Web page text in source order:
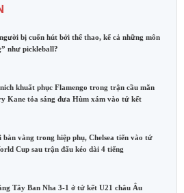
bị cuốn hút bởi thể thao, kể cả những môn
như pickleball?
khuất phục Flamengo trong trận cầu mãn
Kane tỏa sáng đưa Hùm xám vào tứ kết
bàn vàng trong hiệp phụ, Chelsea tiến vào tứ
Cup sau trận đấu kéo dài 4 tiếng
Tây Ban Nha 3-1 ở tứ kết U21 châu Âu